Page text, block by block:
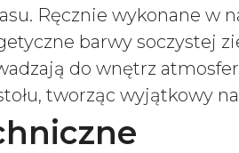
Ręcznie wykonane w
barwy soczystej
do wnętrz
tworząc wyjątkowy